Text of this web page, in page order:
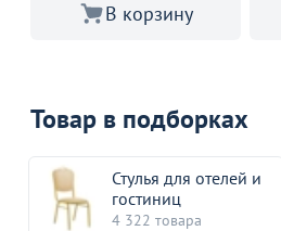
В корзину
Товар в подборках
Стулья для отелей и
гостиниц
4 322 товара